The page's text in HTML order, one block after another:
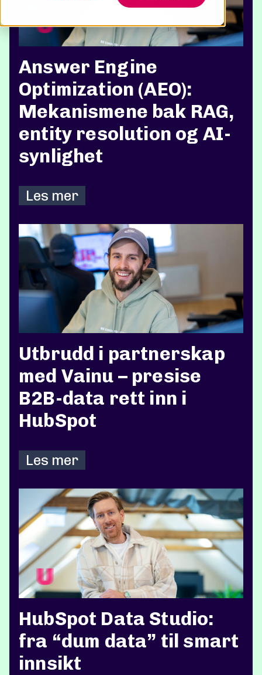
Answer Engine
Optimization (AEO):
Mekanismene bak RAG,
entity resolution og AI-
synlighet
Les mer
Utbrudd i partnerskap
med Vainu – presise
B2B-data rett inn i
HubSpot
Les mer
HubSpot Data Studio:
fra “dum data” til smart
innsikt